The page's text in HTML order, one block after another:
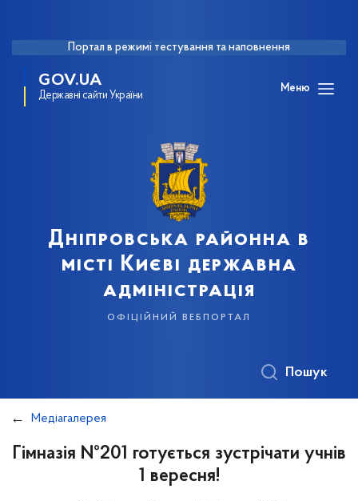
Портал в режимі тестування та наповнення
GOV.UA
Державні сайти України
Меню
Дніпровська районна в
місті Києві державна
адміністрація
офіційний вебпортал
Пошук
Медіагалерея
Гімназія №201 готується зустрічати учнів
1 вересня!